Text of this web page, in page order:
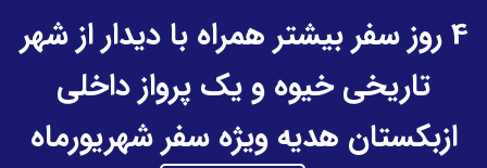
4 روز سفر بیشتر همراه با دیدار از شهر
تاریخی خیوه و یک پرواز داخلی
ازبکستان هدیه ویژه سفر شهریورماه